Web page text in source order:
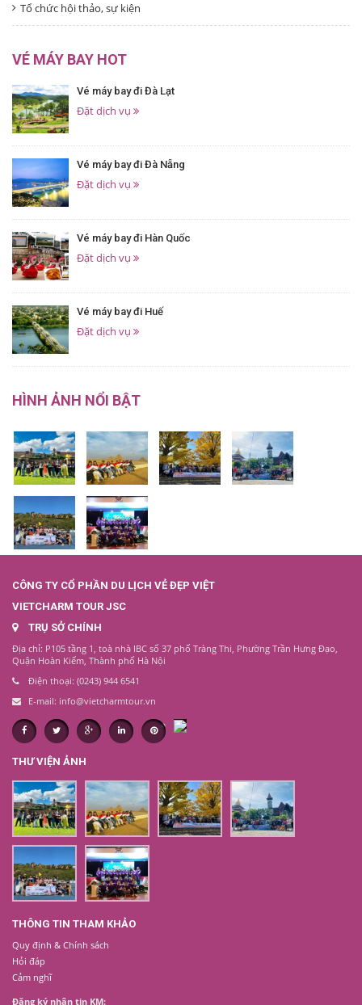
Tổ chức hội thảo, sự kiện
VÉ MÁY BAY HOT
Vé máy bay đi Đà Lạt
Đặt dịch vụ
Vé máy bay đi Đà Nẵng
Đặt dịch vụ
Vé máy bay đi Hàn Quốc
Đặt dịch vụ
Vé máy bay đi Huế
Đặt dịch vụ
HÌNH ẢNH NỔI BẬT
CÔNG TY CỔ PHẦN DU LỊCH VẺ ĐẸP VIỆT
VIETCHARM TOUR JSC
TRỤ SỞ CHÍNH
Địa chỉ: P105 tầng 1, toà nhà IBC số 37 phố Tràng Thi, Phường Trần Hưng Đạo,
Quận Hoàn Kiếm, Thành phố Hà Nội
Điện thoại: (0243) 944 6541
E-mail: info@vietcharmtour.vn
THƯ VIỆN ẢNH
THÔNG TIN THAM KHẢO
Quy định & Chính sách
Hỏi đáp
Cảm nghĩ
Đăng ký nhận tin KM: